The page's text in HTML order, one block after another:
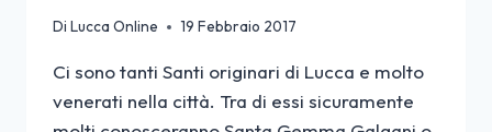
Di Lucca Online 19 Febbraio 2017
Ci sono tanti Santi originari di Lucca e molto
venerati nella città. Tra di essi sicuramente